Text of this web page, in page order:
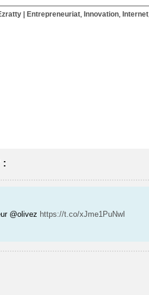
| Entrepreneuriat, Innovation, Internet,
:
@olivez https://t.co/xJme1PuNwI